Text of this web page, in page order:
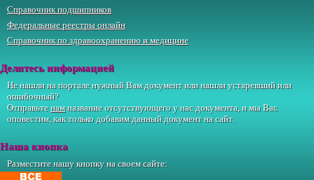
Справочник подшипников
Федеральные реестры онлайн
Справочник по здравоохранению и медицине
Делитесь информацией
Не нашли на портале нужный Вам документ или нашли устаревший или
ошибочный?
Отправьтенамназвание отсутствующего у нас документа, и мы Вас
оповестим, как только добавим данный документ на сайт.
Наша кнопка
Разместите нашу кнопку на своем сайте: